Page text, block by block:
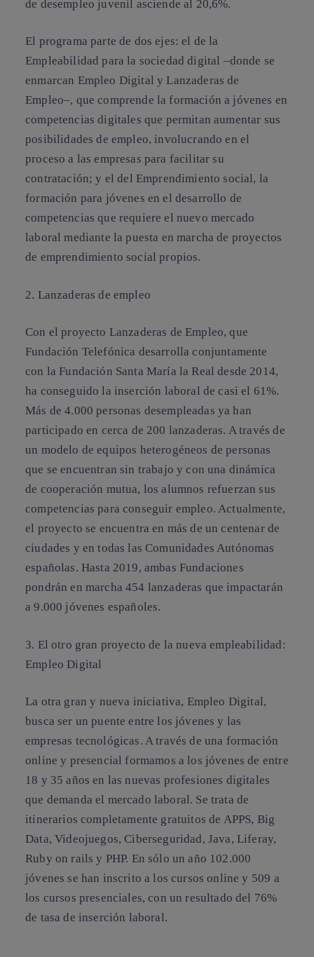
de desempleo juvenil asciende al 20,6%.
El programa parte de dos ejes: el de la
Empleabilidad para la sociedad digital –donde se
enmarcan Empleo Digital y Lanzaderas de
Empleo–, que comprende la formación a jóvenes en
competencias digitales que permitan aumentar sus
posibilidades de empleo, involucrando en el
proceso a las empresas para facilitar su
contratación; y el del Emprendimiento social, la
formación para jóvenes en el desarrollo de
competencias que requiere el nuevo mercado
laboral mediante la puesta en marcha de proyectos
de emprendimiento social propios.
2. Lanzaderas de empleo
Con el proyecto Lanzaderas de Empleo, que
Fundación Telefónica desarrolla conjuntamente
con la Fundación Santa María la Real desde 2014,
ha conseguido la inserción laboral de casi el 61%.
Más de 4.000 personas desempleadas ya han
participado en cerca de 200 lanzaderas. A través de
un modelo de equipos heterogéneos de personas
que se encuentran sin trabajo y con una dinámica
de cooperación mutua, los alumnos refuerzan sus
competencias para conseguir empleo. Actualmente,
el proyecto se encuentra en más de un centenar de
ciudades y en todas las Comunidades Autónomas
españolas. Hasta 2019, ambas Fundaciones
pondrán en marcha 454 lanzaderas que impactarán
a 9.000 jóvenes españoles.
3. El otro gran proyecto de la nueva empleabilidad:
Empleo Digital
La otra gran y nueva iniciativa, Empleo Digital,
busca ser un puente entre los jóvenes y las
empresas tecnológicas. A través de una formación
online y presencial formamos a los jóvenes de entre
18 y 35 años en las nuevas profesiones digitales
que demanda el mercado laboral. Se trata de
itinerarios completamente gratuitos de APPS, Big
Data, Videojuegos, Ciberseguridad, Java, Liferay,
Ruby on rails y PHP. En sólo un año 102.000
jóvenes se han inscrito a los cursos online y 509 a
los cursos presenciales, con un resultado del 76%
de tasa de inserción laboral.